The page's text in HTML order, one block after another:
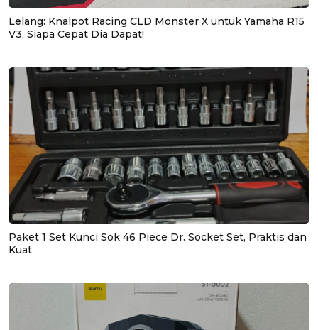
Lelang: Knalpot Racing CLD Monster X untuk Yamaha R15
V3, Siapa Cepat Dia Dapat!
Paket 1 Set Kunci Sok 46 Piece Dr. Socket Set, Praktis dan
Kuat